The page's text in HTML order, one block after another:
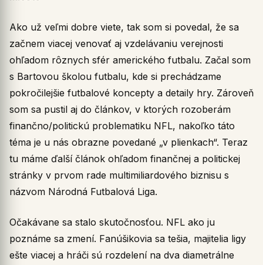
Ako už veľmi dobre viete, tak som si povedal, že sa
začnem viacej venovať aj vzdelávaniu verejnosti
ohľadom rôznych sfér amerického futbalu. Začal som
s Bartovou školou futbalu, kde si prechádzame
pokročilejšie futbalové koncepty a detaily hry. Zároveň
som sa pustil aj do článkov, v ktorých rozoberám
finančno/politickú problematiku NFL, nakoľko táto
téma je u nás obrazne povedané „v plienkach“. Teraz
tu máme ďalší článok ohľadom finančnej a politickej
stránky v prvom rade multimiliardového biznisu s
názvom Národná Futbalová Liga.
Očakávane sa stalo skutočnosťou. NFL ako ju
poznáme sa zmení. Fanúšikovia sa tešia, majitelia ligy
ešte viacej a hráči sú rozdelení na dva diametrálne